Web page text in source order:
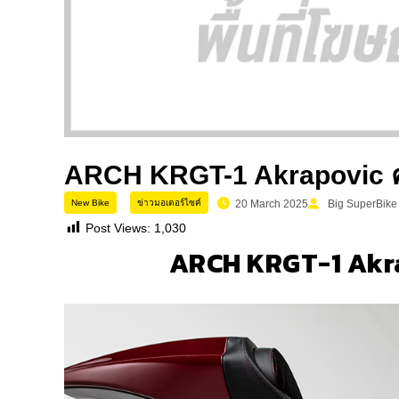
ARCH KRGT-1 Akrapovic
New Bike ข่าวมอเตอร์ไซค์ 20 March 2025 Big SuperBike
Post Views: 1,030
ARCH KRGT-1